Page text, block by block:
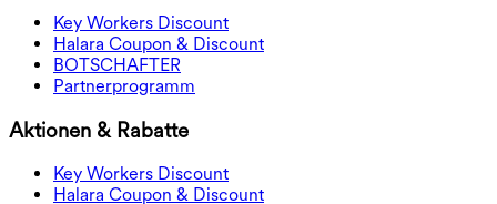
Key Workers Discount
Halara Coupon & Discount
BOTSCHAFTER
Partnerprogramm
Aktionen & Rabatte
Key Workers Discount
Halara Coupon & Discount